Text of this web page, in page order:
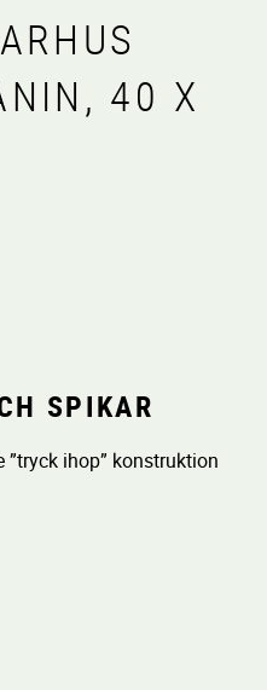
40 X
SPIKAR
ihop” konstruktion